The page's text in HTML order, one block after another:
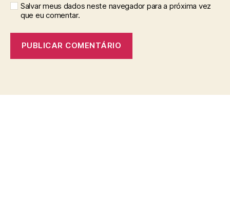
Salvar meus dados neste navegador para a próxima vez
que eu comentar.